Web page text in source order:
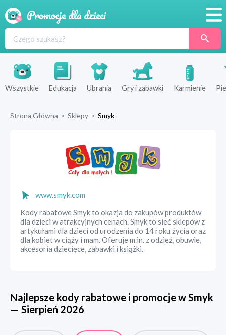
Produkty
Sklepy
Wszystkie Edukacja Ubrania Gry i zabawki Karmienie
Strona Główna > Sklepy > Smyk
www.smyk.com
Kody rabatowe Smyk to okazja do zakupów produktów
dla dzieci w atrakcyjnych cenach. Smyk to sieć sklepów z
artykułami dla dzieci od urodzenia do 14 roku życia oraz
dla kobiet w ciąży i mam. Oferuje m.in. z odzież, obuwie,
akcesoria dziecięce, zabawki i książki.
Najlepsze kody rabatowe i promocje wSmyk
— Sierpień 2026